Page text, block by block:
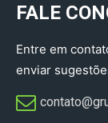
FALE
Entre em
enviar